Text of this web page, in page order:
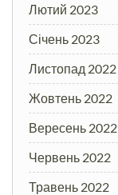
Лютий 2023
Січень 2023
Листопад 2022
Жовтень 2022
Вересень 2022
Червень 2022
Травень 2022